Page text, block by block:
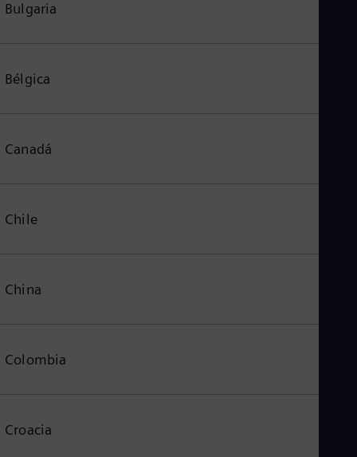
Bulgaria
Bélgica
Canadá
Chile
China
Colombia
Croacia